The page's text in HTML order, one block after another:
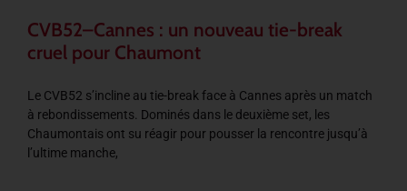
CVB52–Cannes : un nouveau tie-break
cruel pour Chaumont
Le CVB52 s’incline au tie-break face à Cannes après un match
à rebondissements. Dominés dans le deuxième set, les
Chaumontais ont su réagir pour pousser la rencontre jusqu’à
l’ultime manche,